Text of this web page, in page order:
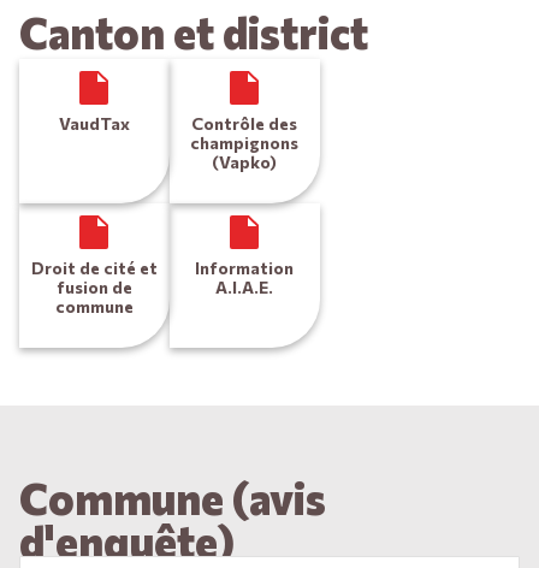
Canton et district
VaudTax
Contrôle des
champignons
(Vapko)
Droit de cité et
fusion de
commune
Information
A.I.A.E.
Commune (avis
d'enquête)